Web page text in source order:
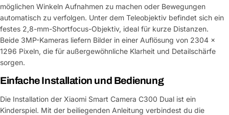
möglichen Winkeln Aufnahmen zu machen oder Bewegungen
automatisch zu verfolgen. Unter dem Teleobjektiv befindet sich ein
festes 2,8-mm-Shortfocus-Objektiv, ideal für kurze Distanzen.
Beide 3MP-Kameras liefern Bilder in einer Auflösung von 2304 x
1296 Pixeln, die für außergewöhnliche Klarheit und Detailschärfe
sorgen.
Einfache Installation und Bedienung
Die Installation der Xiaomi Smart Camera C300 Dual ist ein
Kinderspiel. Mit der beiliegenden Anleitung verbindest du die